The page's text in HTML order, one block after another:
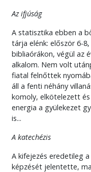
Az ifjúság
A statisztika ebben a
tárja elénk: először 6-
bibliaórákon, végül az
alkalom. Nem volt
fiatal felnőttek
áll a fenti néhány
komoly, elkötelezett
energia a gyülekezet
is...
A katechézis
A kifejezés eredetileg
képzését jelentette,